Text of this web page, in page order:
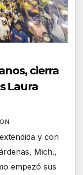
cierra
Laura
y con
Mich.,
empezó sus